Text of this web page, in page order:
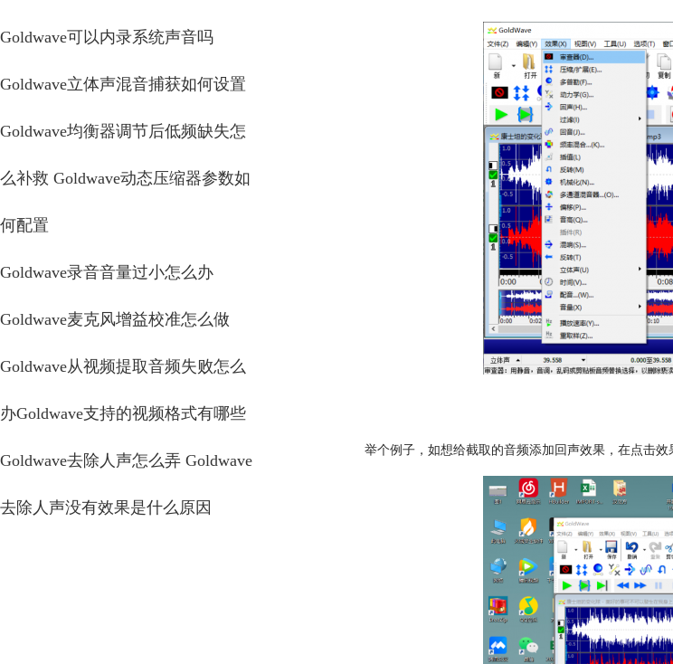
Goldwave可以内录系统声音吗
Goldwave立体声混音捕获如何设置
Goldwave均衡器调节后低频缺失怎
么补救 Goldwave动态压缩器参数如
何配置
Goldwave录音音量过小怎么办
Goldwave麦克风增益校准怎么做
Goldwave从视频提取音频失败怎么
办Goldwave支持的视频格式有哪些
Goldwave去除人声怎么弄 Goldwave
去除人声没有效果是什么原因
举个例子，如想给截取的音频添加回声效果，在点击效